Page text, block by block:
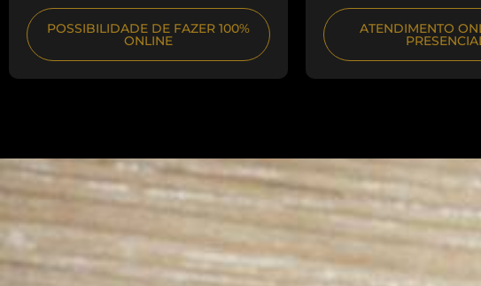
POSSIBILIDADE DE FAZER 100%
ONLINE
ATENDIMENTO